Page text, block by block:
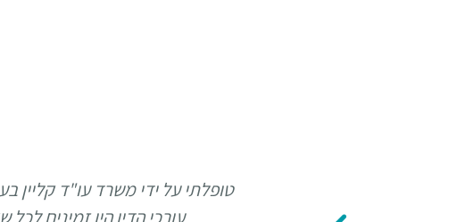
טופלתי על ידי משרד עו"ד קליין
עורכי הדין היו זמינים